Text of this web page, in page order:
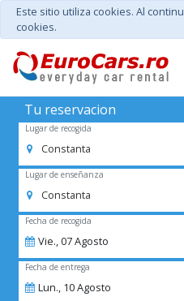
Este sitio utiliza cookies. Al
cookies.
Tu reservacion
Lugar de recogida
Constanta
Lugar de enseñanza
Constanta
Fecha de recogida
Vie.,07Agosto
Fecha de entrega
Lun., 10Agosto